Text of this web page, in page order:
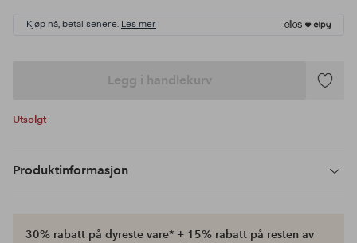
Kjøp nå, betal senere. Les mer
Legg i handlekurv
Legg
Utsolgt
Produktinformasjon
30% rabatt på dyreste vare* + 15% rabatt på resten av